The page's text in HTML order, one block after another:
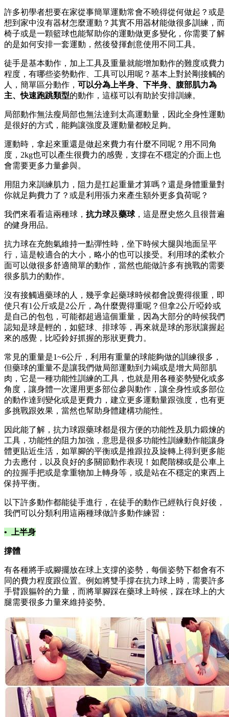
許多初學者想要在家從事簡單運動常會不曉得從何做起？或是
想到家中沒有器材怎麼運動？其實不用器材能做很多訓練，而
椅子或是一顆籃球也能幫助你的運動做更多變化，你需要了解
的是如何安排一套運動，然後發揮創意使用不同工具。
徒手是基本動作，加上工具及重量就能增加動作的難度或費力
程度，有哪些姿勢動作、工具可以用呢？基本上對於剛接觸的
人，簡單區分動作， 可以分為上半身、下半身、腹部肌力為
主、快速跑跳類型的動作，這樣可以有助於安排訓練。
局部動作無法瘦局部也無法達到太高運動量，因此全身性運動
是很好的方式，能夠讓強度及運動量都較足夠。
運動時，拿起來重還是做起來費力有什麼不同呢？用不同角
度，2kg也可以產生很費力的感覺，支撐在不穩定的介面上也
會需要更多力量參與。
用阻力來訓練肌力，阻力是扛起重量才算嗎？還是身體重量對
你就足夠費力了？或是利用張力來產生額外更多負荷呢？
我們來看看這兩種球， 抗力球及藥球，這是歷史悠久且很普遍
的健身用品。
抗力球在充飽氣維持一點彈性時，坐下時候大腿與地面呈平
行，這是較適合的大小，略小的也可以接受。利用球的柔軟介
面可以做很多舒適簡單的動作，當然也能做許多有挑戰的需要
很多肌力的動作。
沒有接觸過藥球的人，幾乎拿起藥球時候都會說覺得很重，即
使只有1公斤或是2公斤，為什麼覺得重呢？但拿2公斤啞鈴或
是自己的包包，可能都超過這個重量，因為大部分的時候我們
認知是球是輕的，如籃球、排球等，再來就是球的形狀讓握起
來的感覺，比啞鈴好抓握的形狀更費力。
常見的重量是1~6公斤，利用有重量的球能夠做的訓練很多，
但藥球的重量不是讓我們做局部運動到力竭或是增大局部肌
肉，它是一種功能性訓練的工具，也就是用各種姿勢變化或多
角度，讓身體一次運用更多部位參與動作，讓全身性或多部位
的動作達到變化或是更費力，建立更多運動量跟強度，也有更
多挑戰跟效果，當然也幫助身體建構功能性。
因此能了解，抗力球跟藥球都是很方便的功能性及肌力鍛煉的
工具，功能性的阻力加強，意思是很多功能性訓練動作能讓身
體更貼近生活，如單腳的平衡或是推跟拉及旋轉上得到更多能
力去應付，以及良好的多關節動作表現！如爬階梯或是公車上
的拉握手把或是拿重物加上轉身等，或是站在不穩定的東西上
保持平衡。
以下許多動作都能徒手進行，在徒手的動作已經執行良好後，
我們可以分類利用這兩種球做許多動作練習：
• 上半身
撐體
有各種將手或腳擺放在球上支撐的姿勢，每個姿勢下都會有不
同的費力程度跟位置。例如將雙手撐在抗力球上時，需要許多
手臂跟軀幹的力量，而將單腳踩在藥球上時候，踩在球上的大
腿需要很多力量來維持姿勢。